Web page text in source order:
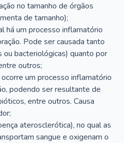
no tamanho de órgãos
de tamanho);
há um processo inflamatório
Pode ser causada tanto
ou bacteriológicas) quanto por
outros;
um processo inflamatório
podendo ser resultante de
entre outros. Causa
aterosclerótica), no qual as
sangue e oxigenam o